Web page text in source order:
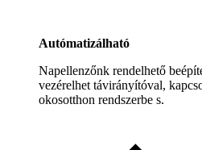
Autómatizálható
Napellenzőnk rendelhető
vezérelhet távirányítóval,
okosotthon rendszerbe s.